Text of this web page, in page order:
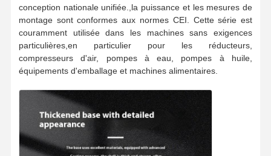
conception nationale unifiée.,la puissance et les mesures de
montage sont conformes aux normes CEI. Cette série est
couramment utilisée dans les machines sans exigences
particulières,en particulier pour les réducteurs,
compresseurs d'air, pompes à eau, pompes à huile,
équipements d'emballage et machines alimentaires.